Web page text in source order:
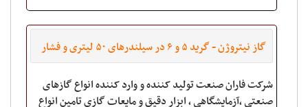
گاز نیتروژن - گرید ۵ و ۶ در سیلندرهای ۵۰ لیتری و فشار
شرکت فاران صنعت تولید کننده و وارد کننده انواع گازهای
صنعتی ،آزمایشگاهی ، ابزار دقیق و مایعات گازی تامین انواع